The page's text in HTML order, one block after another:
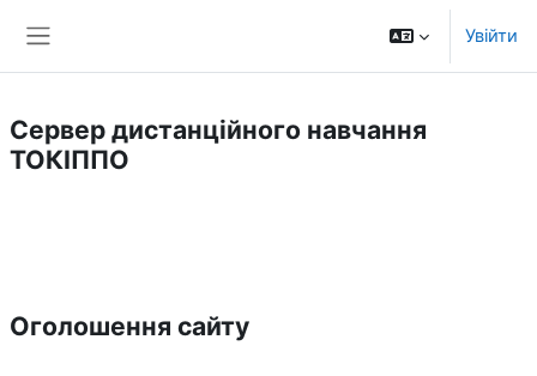
Увійти
Сервер дистанційного навчання
ТОКІППО
Оголошення сайту